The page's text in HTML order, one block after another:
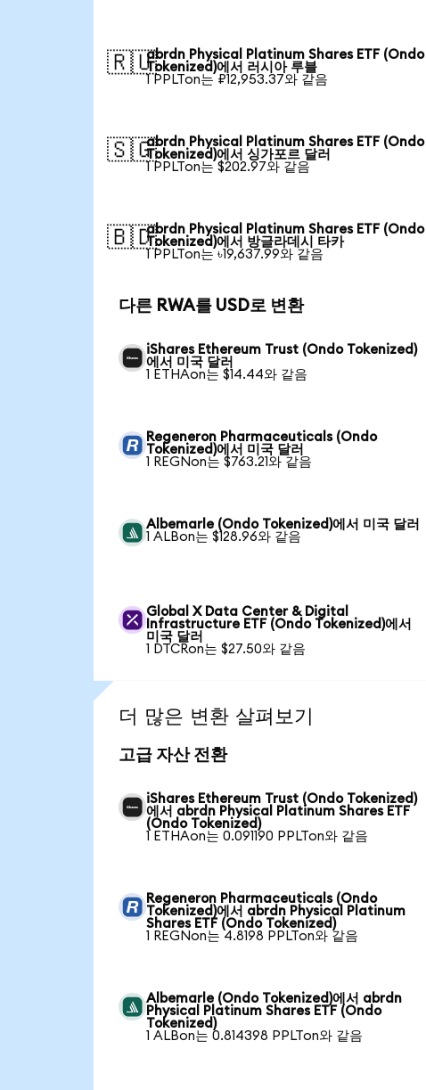
🇷🇺abrdn Physical Platinum Shares ETF (Ondo
Tokenized)에서 러시아 루블
1 PPLTon는 ₽12,953.37와 같음
🇸🇬abrdn Physical Platinum Shares ETF (Ondo
Tokenized)에서 싱가포르 달러
1 PPLTon는 $202.97와 같음
🇧🇩abrdn Physical Platinum Shares ETF (Ondo
Tokenized)에서 방글라데시 타카
1 PPLTon는 ৳19,637.99와 같음
다른 RWA를 USD로 변환
iShares Ethereum Trust (Ondo Tokenized)
에서 미국 달러
1 ETHAon는 $14.44와 같음
Regeneron Pharmaceuticals (Ondo
Tokenized)에서 미국 달러
1 REGNon는 $763.21와 같음
Albemarle (Ondo Tokenized)에서 미국 달러
1 ALBon는 $128.96와 같음
Global X Data Center & Digital
Infrastructure ETF (Ondo Tokenized)에서
미국 달러
1 DTCRon는 $27.50와 같음
더 많은 변환 살펴보기
고급 자산 전환
iShares Ethereum Trust (Ondo Tokenized)
에서 abrdn Physical Platinum Shares ETF
(Ondo Tokenized)
1 ETHAon는 0.091190 PPLTon와 같음
Regeneron Pharmaceuticals (Ondo
Tokenized)에서 abrdn Physical Platinum
Shares ETF (Ondo Tokenized)
1 REGNon는 4.8198 PPLTon와 같음
Albemarle (Ondo Tokenized)에서 abrdn
Physical Platinum Shares ETF (Ondo
Tokenized)
1 ALBon는 0.814398 PPLTon와 같음